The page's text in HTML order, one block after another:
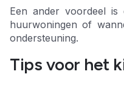
Een ander voordeel is
huurwoningen of
ondersteuning.
Tips voor het